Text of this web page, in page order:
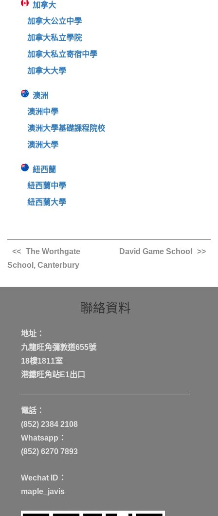
加拿大
加拿大公立中學
加拿大私立學院
加拿大私立寄宿中學
加拿大大學
澳洲
澳洲中學
澳洲大學基礎課程院校
澳洲大學
紐西蘭
紐西蘭中學
紐西蘭大學
The Worthgate
School, Canterbury
David Game School
聯絡資料
地址：
九龍旺角彌敦道655號
18樓1811室
港鐡旺角站E1出口
電話：
(852) 2384 2108
Whatsapp：
(852) 6270 7893
Wechat ID：
maple_javis